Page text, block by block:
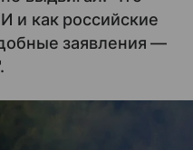
и как российские
заявления —